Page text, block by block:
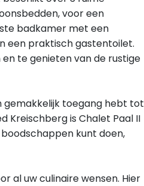
voor een
badkamer met een
een praktisch gastentoilet.
te genieten van de rustige
gemakkelijk toegang hebt tot
Kreischberg is Chalet Paal II
kunt doen,
al uw culinaire wensen. Hier